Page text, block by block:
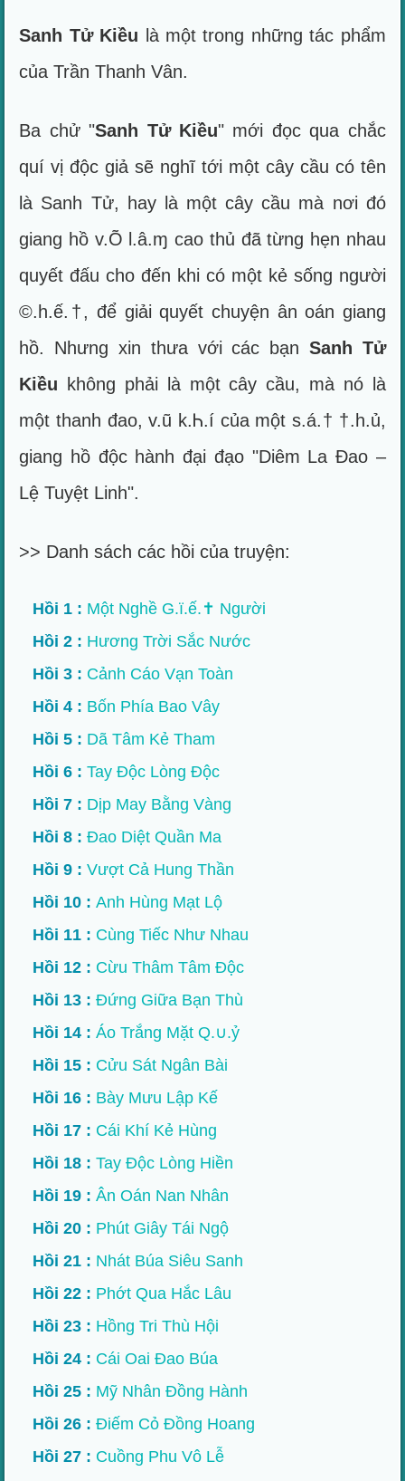
Sanh Tử Kiều là một trong những tác phẩm
của Trần Thanh Vân.
Ba chử "Sanh Tử Kiều" mới đọc qua chắc
quí vị độc giả sẽ nghĩ tới một cây cầu có tên
là Sanh Tử, hay là một cây cầu mà nơi đó
giang hồ v.Õ l.â.ɱ cao thủ đã từng hẹn nhau
quyết đấu cho đến khi có một kẻ sống người
©.h.ế.†, để giải quyết chuyện ân oán giang
hồ. Nhưng xin thưa với các bạn Sanh Tử
Kiều không phải là một cây cầu, mà nó là
một thanh đao, v.ũ k.Ꮒ.í của một s.á.† †.h.ủ,
giang hồ độc hành đại đạo "Diêm La Đao –
Lệ Tuyệt Linh".
>> Danh sách các hồi của truyện:
Hồi 1 : Một Nghề G.ï.ế.✝ Người
Hồi 2 : Hương Trời Sắc Nước
Hồi 3 : Cảnh Cáo Vạn Toàn
Hồi 4 : Bốn Phía Bao Vây
Hồi 5 : Dã Tâm Kẻ Tham
Hồi 6 : Tay Độc Lòng Độc
Hồi 7 : Dịp May Bằng Vàng
Hồi 8 : Đao Diệt Quần Ma
Hồi 9 : Vượt Cả Hung Thần
Hồi 10 : Anh Hùng Mạt Lộ
Hồi 11 : Cùng Tiếc Như Nhau
Hồi 12 : Cừu Thâm Tâm Độc
Hồi 13 : Đứng Giữa Bạn Thù
Hồi 14 : Áo Trắng Mặt Q.∪.ỷ
Hồi 15 : Cửu Sát Ngân Bài
Hồi 16 : Bày Mưu Lập Kế
Hồi 17 : Cái Khí Kẻ Hùng
Hồi 18 : Tay Độc Lòng Hiền
Hồi 19 : Ân Oán Nan Nhân
Hồi 20 : Phút Giây Tái Ngộ
Hồi 21 : Nhát Búa Siêu Sanh
Hồi 22 : Phớt Qua Hắc Lâu
Hồi 23 : Hồng Tri Thù Hội
Hồi 24 : Cái Oai Đao Búa
Hồi 25 : Mỹ Nhân Đồng Hành
Hồi 26 : Điếm Cỏ Đồng Hoang
Hồi 27 : Cuồng Phu Vô Lễ